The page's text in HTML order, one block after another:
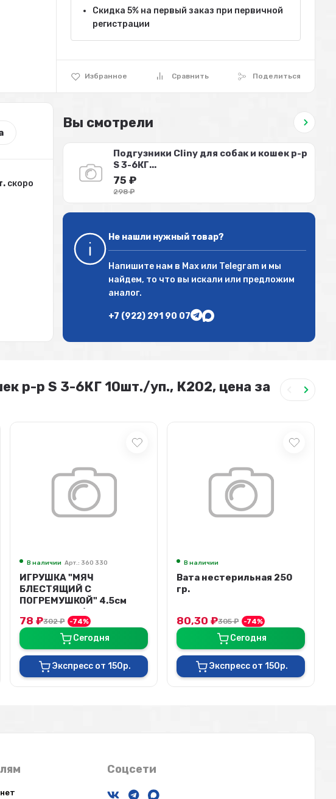
Избранное Сравнить Поделиться
Скидка 5% на первый заказ при первичной
регистрации
скоро
Вы смотрели
Подгузники Cliny для собак и кошек р-р
S 3-6КГ...
75₽
298₽
Не нашли нужный товар?
Напишите нам в Maxили Telegramи мы
найдем, то что вы искали или предложим
аналог.
+7 (922) 291 90 07
р-р S 3-6КГ 10шт./уп., К202, цена за
В наличии
Вата нестерильная 250
гр.
80,30₽305₽ -74%
Сегодня
Экспресс от 150р.
В наличии
Подгузники Cliny для
собак и кошек размер XS
69₽290₽ -76%
Сегодня
Экспресс от 150р.
Соцсети